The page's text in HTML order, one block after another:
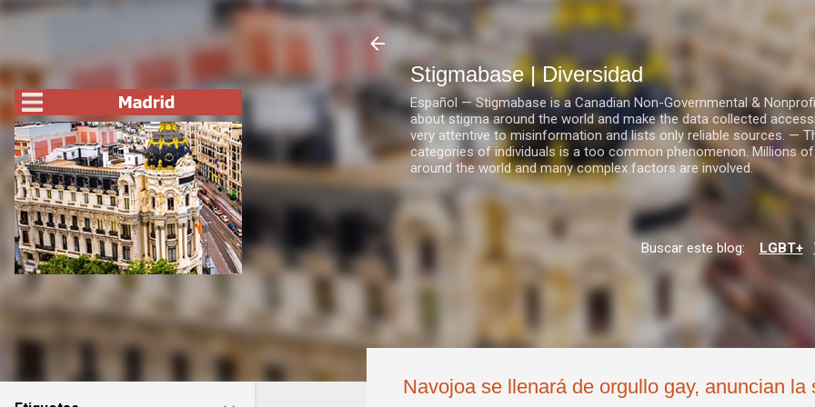
Ir al contenido principal
Stigmabase | Diversidad
Español — Stigmabase is a Canadian Non-Governmental &
about stigma around the world and make the data collected
very attentive to misinformation and lists only reliable sources. —
categories of individuals is a too common phenomenon. Millions
around the world and many complex factors are involved.
Buscar este blog: LGBT+
Navojoa se llenará de orgullo gay, anuncian la